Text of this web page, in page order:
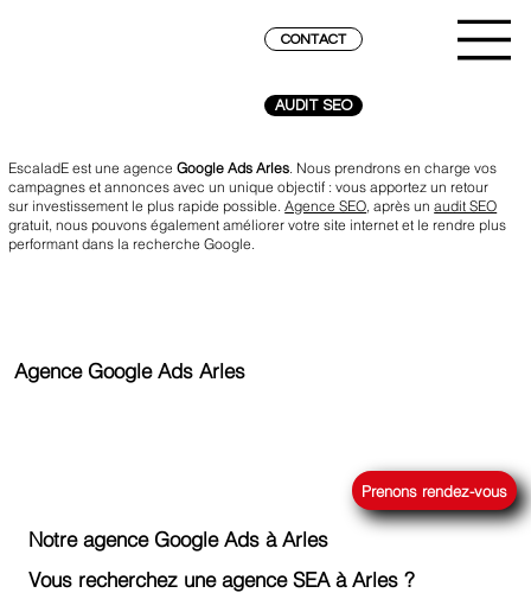
AUDIT SEO
CONTACT
EscaladE est une agenceGoogle Ads Arles . Nous prendrons en charge vos
campagnes et annonces avec un unique objectif : vous apportez un retour
sur investissement le plus rapide possible.Agence SEO , après unaudit SEO
gratuit, nous pouvons également améliorer votre site internet et le rendre plus
performant dans la recherche Google.
Agence Google Ads Arles
Prenons rendez-vous
Notre agence Google Ads à Arles
Vous recherchez une agence SEA à Arles ?